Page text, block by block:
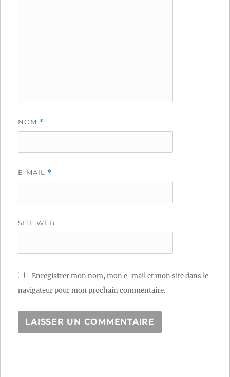
NOM *
E-MAIL *
SITE WEB
Enregistrer mon nom, mon e-mail et mon site dans le
navigateur pour mon prochain commentaire.